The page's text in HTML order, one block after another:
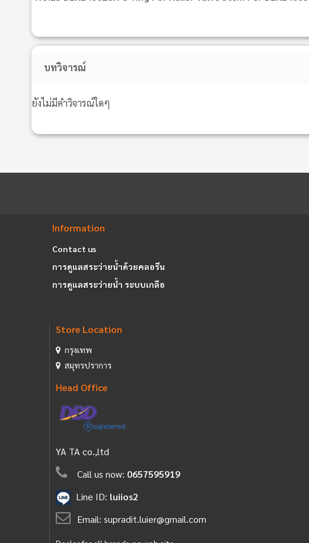
บทวิจารณ์
ยังไม่มีคำวิจารณ์ใดๆ
Information
Contact us
การดูแลสระว่ายน้ำด้วยคลอรีน
การดูแลสระว่ายน้ำ ระบบเกลือ
Store Location
กรุงเทพ
สมุทรปราการ
Head Office
YA TA co.,ltd
Call us now: 0657595919
Line ID: luiios2
Email: supradit.luier@gmail.com